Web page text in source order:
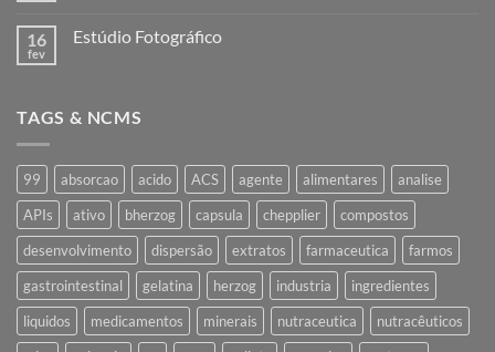
Nota
16
fev
Estúdio Fotográfico
Fotográfico
TAGS & NCMS
99 absorcao acido ACS agente alimentares
analise
APIs
ativo bherzog capsula chepplier
compostos
desenvolvimento
dispersão extratos farmaceutica
farmos
gastrointestinal
gelatina herzog industria
ingredientes
liquidos
medicamentos minerais nutraceutica
nutracêuticos